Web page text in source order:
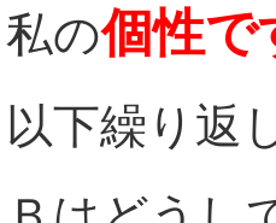
私の個性
以下繰り返